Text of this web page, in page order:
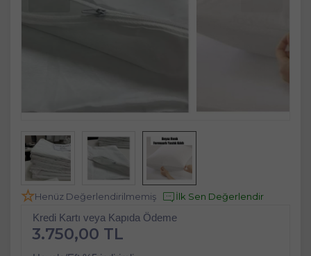
Henüz Değerlendirilmemiş İlk Sen Değerlendir
Kredi Kartı veya Kapıda Ödeme
3.750,00 TL